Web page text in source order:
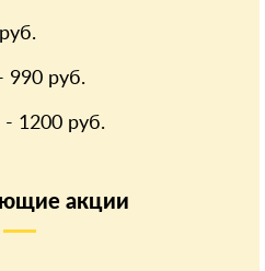
990руб.
- 1200руб.
акции